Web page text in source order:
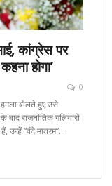
कांग्रेस पर
होगा’
0
बोलते हुए उसे
बाद राजनीतिक गलियारों
उन्हें “वंदे मातरम”…